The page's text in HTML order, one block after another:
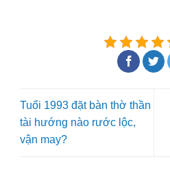
Tuổi 1993 đặt bàn thờ thần
tài hướng nào rước lộc,
vận may?